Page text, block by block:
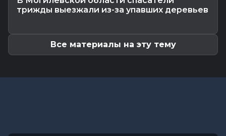
Происшествия
трижды выезжали из-за упавших деревьев
Все материалы на эту тему